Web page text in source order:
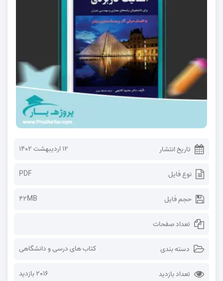
تاریخ انتشار ۱۲ اردیبهشت ۱۴۰۲
نوع فایل PDF
حجم فایل 42MB
تعداد صفحات
دسته بندی کتاب های درسی و دانشگاهی
تعداد بازدید 2016 بازدید